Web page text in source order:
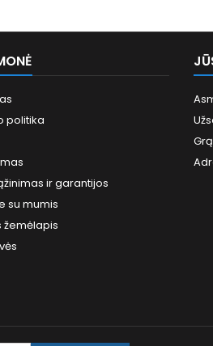
politika
ir garantijos
su mumis
žemėlapis